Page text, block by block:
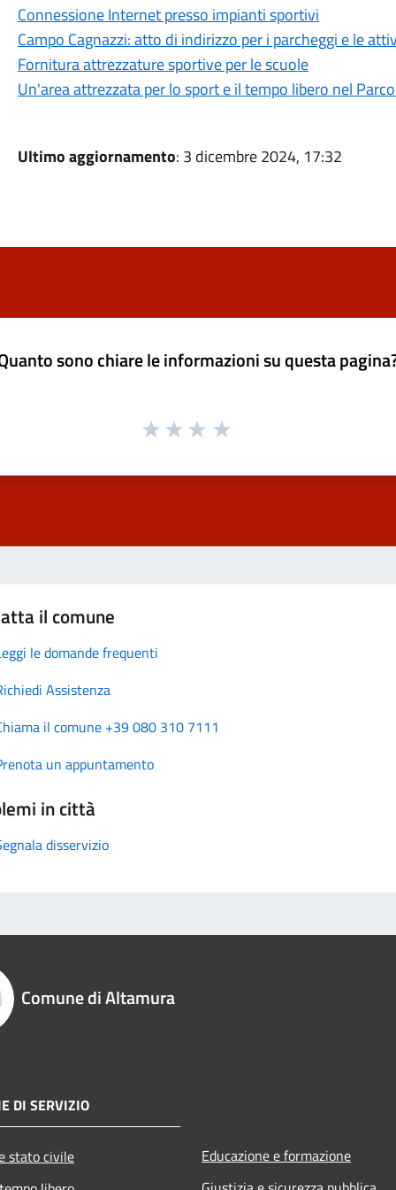
Connessione Internet presso impianti sportivi
Campo Cagnazzi: atto di indirizzo per i parcheggi e le
Fornitura attrezzature sportive per le scuole
Un'area attrezzata per lo sport e il tempo libero nel
Ultimo aggiornamento: 3 dicembre 2024, 17:32
sono chiare le informazioni su questa
il comune
le domande frequenti
Assistenza
il comune +39 080 310 7111
un appuntamento
in città
disservizio
Comune di Altamura
DI SERVIZIO
stato civile
Educazione e formazione